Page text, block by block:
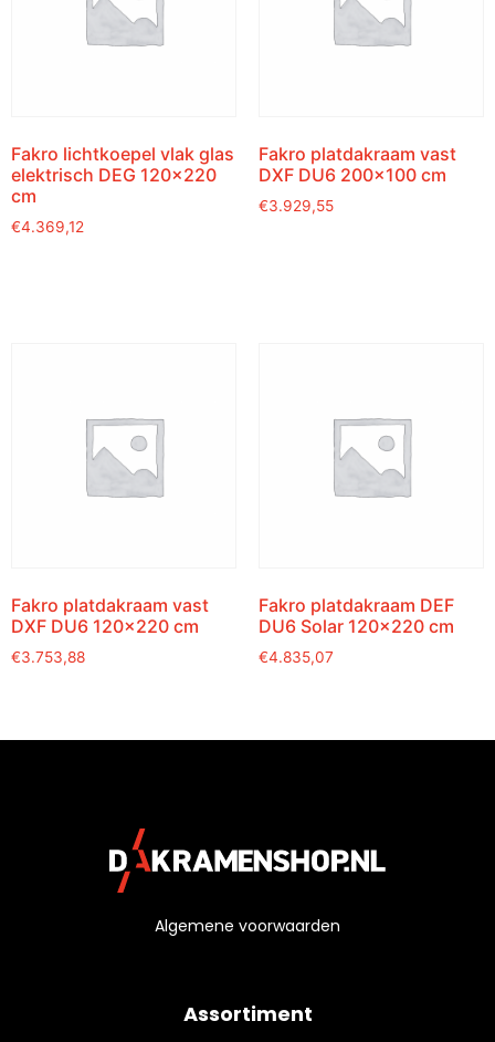
Fakro lichtkoepel vlak glas
elektrisch DEG 120×220
cm
€4.369,12
Fakro platdakraam vast
DXF DU6 200×100 cm
€3.929,55
Fakro platdakraam vast
DXF DU6 120×220 cm
€3.753,88
Fakro platdakraam DEF
DU6 Solar 120×220 cm
€4.835,07
Algemene voorwaarden
Assortiment